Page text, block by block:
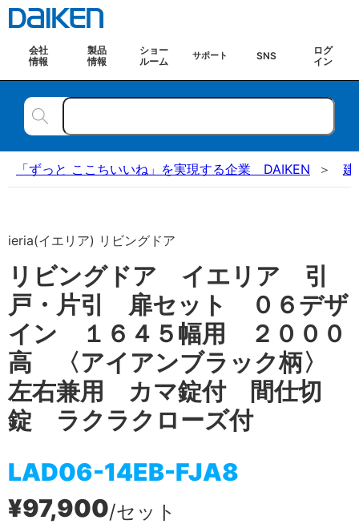
会社
情報
製品
情報
ショー
ルーム
サポート SNS
ログ
イン
「ずっと ここちいいね」を実現する企業 DAIKEN 建
ieria(イエリア) リビングドア
リビングドア イエリア 引
戸・片引 扉セット ０６デザ
イン １６４５幅用 ２０００
高 〈アイアンブラック柄〉
左右兼用 カマ錠付 間仕切
錠 ラクラクローズ付
LAD06-14EB-FJA8
¥97,900/セット